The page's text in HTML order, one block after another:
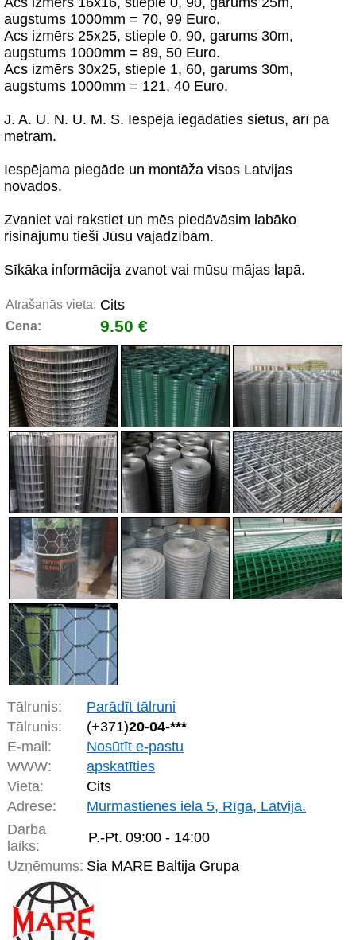
augstums 1000mm = 70, 99 Euro.
Acs izmērs 25х25, stieple 0, 90, garums 30m,
augstums 1000mm = 89, 50 Euro.
Acs izmērs 30х25, stieple 1, 60, garums 30m,
augstums 1000mm = 121, 40 Euro.
J. A. U. N. U. M. S. Iespēja iegādāties sietus, arī pa
metram.
Iespējama piegāde un montāža visos Latvijas
novados.
Zvaniet vai rakstiet un mēs piedāvāsim labāko
risinājumu tieši Jūsu vajadzībām.
Sīkāka informācija zvanot vai mūsu mājas lapā.
Atrašanās vieta: Cits
Cena: 9.50 €
Tālrunis:
Parādīt tālruni
Tālrunis:
(+371)20-04-***
E-mail:
Nosūtīt e-pastu
WWW:
apskatīties
Vieta:
Cits
Adrese:
Murmastienes iela 5, Rīga, Latvija.
Darba
laiks:
P.-Pt. 09:00 - 14:00
Uzņēmums: Sia MARE Baltija Grupa